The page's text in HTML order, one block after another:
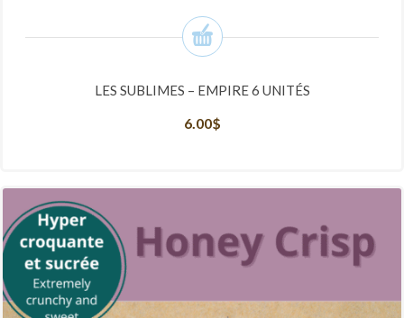
LES SUBLIMES – EMPIRE 6 UNITÉS
6.00$